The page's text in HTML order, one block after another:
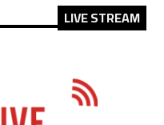
LIVE STREAM